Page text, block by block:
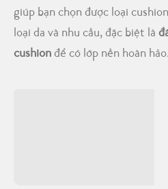
giúp bạn chọn được loại
loại da và nhu cầu, đặc biệt là
cushion để có lớp nền hoàn hảo.